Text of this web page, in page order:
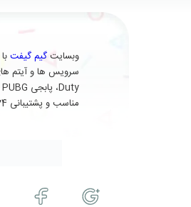
وبسایتگیم گیفت
مناسب و پشتیبانی 24 ساعته در 7 روز هفته و تحویل آنی (برای برخی از محصولات) در خدمت شماست.